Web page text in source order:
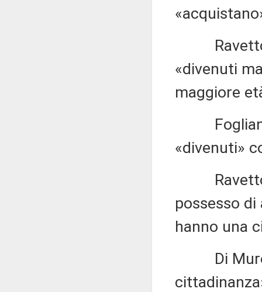
Ravetto
«divenuti
maggiore
Fogliani
«divenuti»
Ravetto
possesso
hanno una
Di Muro